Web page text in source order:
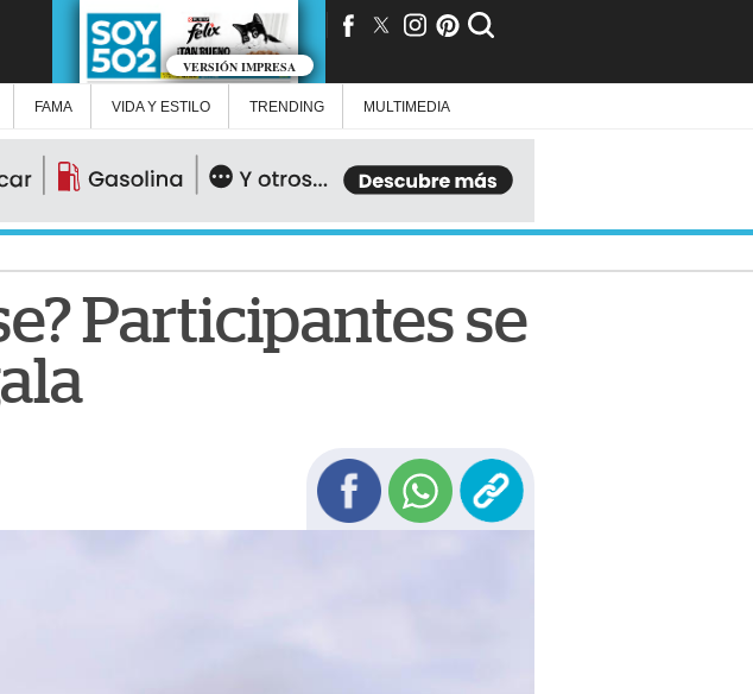
VERSIÓN IMPRESA
FAMA VIDA Y ESTILO TRENDING MULTIMEDIA
Participantes se